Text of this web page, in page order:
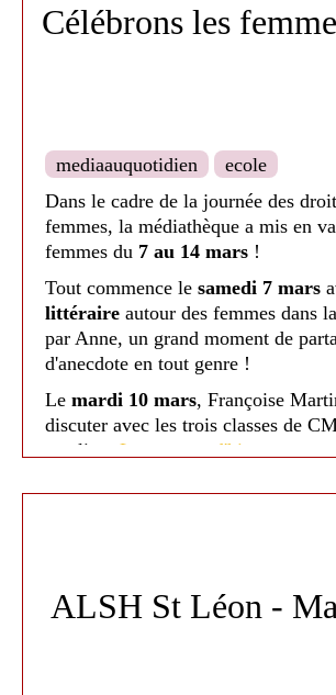
Offert par la CCTL dans le cadre
Célébrons les
mediaauquotidien
ecole
Dans le cadre de la journée des
femmes, la médiathèque a mis en
femmes du 7 au 14 mars !
Tout commence le samedi 7 mars
littéraire autour des femmes dans
par Anne, un grand moment de
d'anecdote en tout genre !
Le mardi 10 mars, Françoise
discuter avec les trois classes de
son livre Le serment d'hippocrate au
femmes méconnues qui ont
Georgede laCie Mère Deny's
ALSH St Léon -